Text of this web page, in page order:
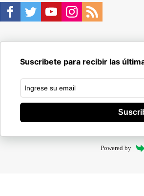
Suscribete para recibir las
Powered by